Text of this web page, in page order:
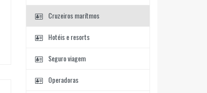
Cruzeiros marítmos
Hotéis e resorts
Seguro viagem
Operadoras